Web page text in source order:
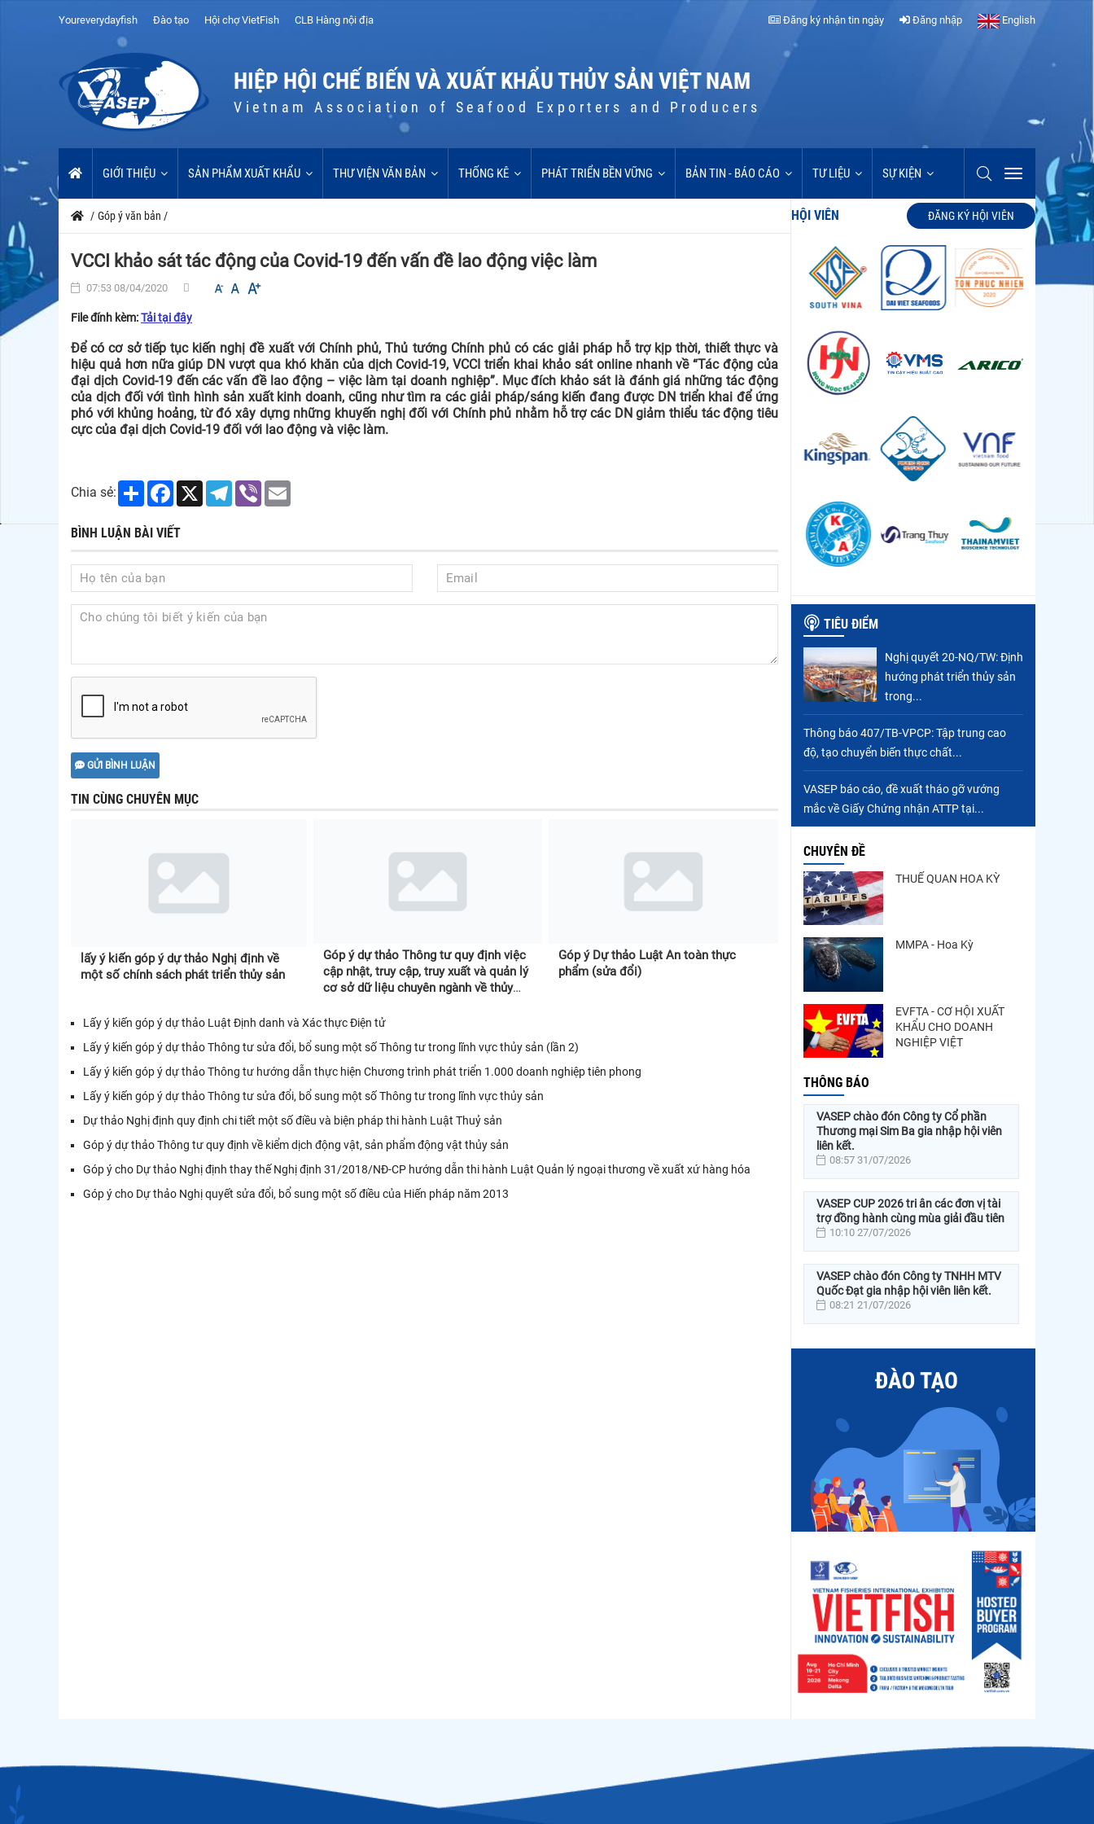
Youreverydayfish Đào tạo Hội chợ VietFish CLB Hàng nội địa Đăng ký nhận tin ngày Đăng nhập English
HIỆP HỘI CHẾ BIẾN VÀ XUẤT KHẨU THỦY SẢN VIỆT NAM
Vietnam Association of Seafood Exporters and Producers
GIỚI THIỆU SẢN PHẨM XUẤT KHẨU THƯ VIỆN VĂN BẢN THỐNG KÊ PHÁT TRIỂN BỀN VỮNG BẢN TIN - BÁO CÁO TƯ LIỆU SỰ KIỆN
/ Góp ý văn bản /
VCCI khảo sát tác động của Covid-19 đến vấn đề lao động việc làm
07:53 08/04/2020
File đính kèm:Tải tại đây
Để có cơ sở tiếp tục kiến nghị đề xuất với Chính phủ, Thủ tướng Chính phủ có các giải pháp hỗ trợ kịp thời, thiết thực và
hiệu quả hơn nữa giúp DN vượt qua khó khăn của dịch Covid-19, VCCI triển khai khảo sát online nhanh về “Tác động của
đại dịch Covid-19 đến các vấn đề lao động – việc làm tại doanh nghiệp”. Mục đích khảo sát là đánh giá những tác động
của dịch đối với tình hình sản xuất kinh doanh, cũng như tìm ra các giải pháp/sáng kiến đang được DN triển khai để ứng
phó với khủng hoảng, từ đó xây dựng những khuyến nghị đối với Chính phủ nhằm hỗ trợ các DN giảm thiểu tác động tiêu
cực của đại dịch Covid-19 đối với lao động và việc làm.
Chia sẻ: Share Facebook
X Telegram
Viber
BÌNH LUẬN BÀI VIẾT
GỬI BÌNH LUẬN
TIN CÙNG CHUYÊN MỤC
lấy ý kiến góp ý dự thảo Nghị định về
một số chính sách phát triển thủy sản
Góp ý dự thảo Thông tư quy định việc
cập nhật, truy cập, truy xuất và quản lý
cơ sở dữ liệu chuyên ngành về thủy
Góp ý Dự thảo Luật An toàn thực
phẩm (sửa đổi)
Lấy ý kiến góp ý dự thảo Luật Định danh và Xác thực Điện tử
Lấy ý kiến góp ý dự thảo Thông tư sửa đổi, bổ sung một số Thông tư trong lĩnh vực thủy sản (lần 2)
Lấy ý kiến góp ý dự thảo Thông tư hướng dẫn thực hiện Chương trình phát triển 1.000 doanh nghiệp tiên phong
Lấy ý kiến góp ý dự thảo Thông tư sửa đổi, bổ sung một số Thông tư trong lĩnh vực thủy sản
Dự thảo Nghị định quy định chi tiết một số điều và biện pháp thi hành Luật Thuỷ sản
Góp ý dự thảo Thông tư quy định về kiểm dịch động vật, sản phẩm động vật thủy sản
Góp ý cho Dự thảo Nghị định thay thế Nghị định 31/2018/NĐ-CP hướng dẫn thi hành Luật Quản lý ngoại thương về xuất xứ hàng hóa
Góp ý cho Dự thảo Nghị quyết sửa đổi, bổ sung một số điều của Hiến pháp năm 2013
HỘI VIÊN ĐĂNG KÝ HỘI VIÊN
TIÊU ĐIỂM
Nghị quyết 20-NQ/TW: Định
hướng phát triển thủy sản
trong...
Thông báo 407/TB-VPCP: Tập trung cao
độ, tạo chuyển biến thực chất...
VASEP báo cáo, đề xuất tháo gỡ vướng
mắc về Giấy Chứng nhận ATTP tại...
CHUYÊN ĐỀ
THUẾ QUAN HOA KỲ
MMPA - Hoa Kỳ
EVFTA - CƠ HỘI XUẤT
KHẨU CHO DOANH
NGHIỆP VIỆT
THÔNG BÁO
VASEP chào đón Công ty Cổ phần
Thương mại Sim Ba gia nhập hội viên
liên kết.
08:57 31/07/2026
VASEP CUP 2026 tri ân các đơn vị tài
trợ đồng hành cùng mùa giải đầu tiên
10:10 27/07/2026
VASEP chào đón Công ty TNHH MTV
Quốc Đạt gia nhập hội viên liên kết.
08:21 21/07/2026